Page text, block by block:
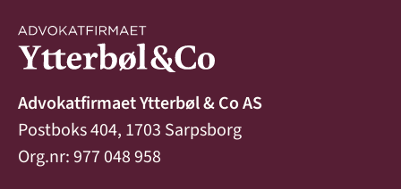
Advokatfirmaet Ytterbøl & Co AS
Postboks 404, 1703 Sarpsborg
Org.nr: 977 048 958